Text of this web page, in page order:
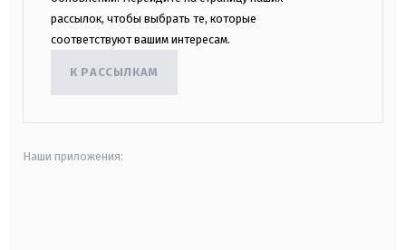
рассылок, чтобы выбрать те, которые
соответствуют вашим интересам.
К РАССЫЛКАМ
Наши приложения: